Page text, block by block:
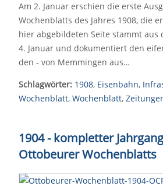
Am 2. Januar erschien die erste
Wochenblatts des Jahres 1908, die
hier abgebildeten Seite stammt aus
4. Januar und dokumentiert den
den - von Memmingen aus…
Schlagwörter: 1908, Eisenbahn,
Wochenblatt, Wochenblatt,
1904 - kompletter
Ottobeurer Wochenblatts